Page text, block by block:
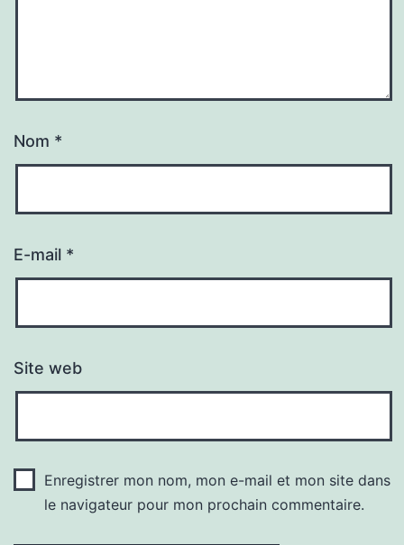
Nom *
E-mail *
Site web
Enregistrer mon nom, mon e-mail et mon site dans
le navigateur pour mon prochain commentaire.